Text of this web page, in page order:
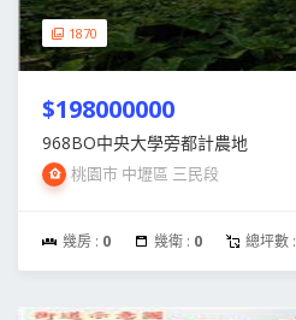
1870
$198000000
968BO中央大學旁都計農地
桃園市 中壢區 三民段
幾房 : 0 幾衛 : 0 總坪數 :